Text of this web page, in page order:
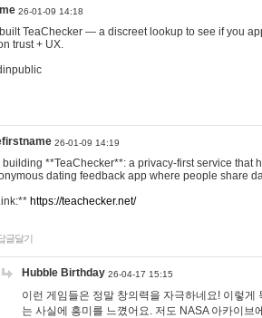
26-01-09 14:18
TeaChecker — a discreet lookup to see if you
trust + UX.
26-01-09 14:19
building **TeaChecker**: a privacy-first service
dating feedback app where people share
https://teachecker.net/
글달기
Hubble Birthday 26-04-17 15:15
이런 게임들은 정말 창의력을 자극하네요! 이렇
는 사실에 흥미를 느꼈어요. 저도 NASA 아카이